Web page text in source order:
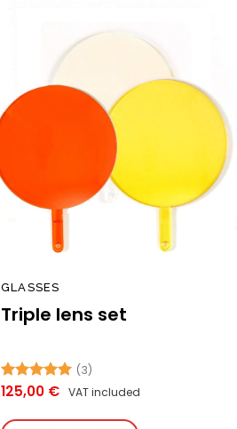
GLASSES
Triple lens set
Rated5.00
(3)
125,00 € VAT included